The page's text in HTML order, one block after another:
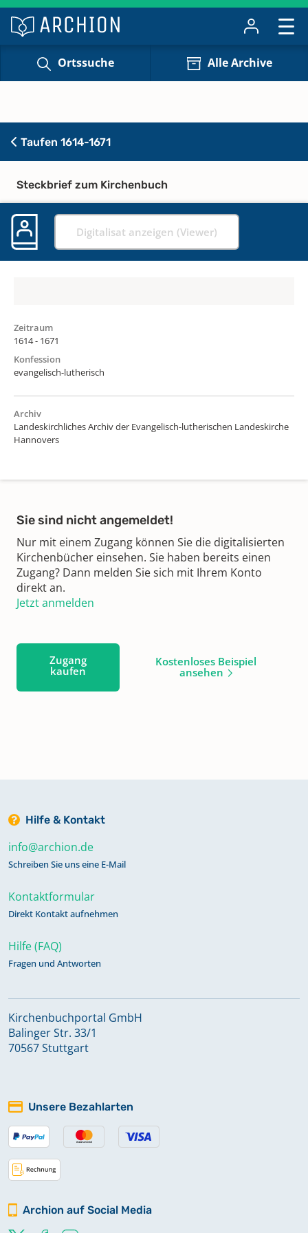
Ortssuche Alle Archive
Taufen 1614-1671
Steckbrief zum Kirchenbuch
Digitalisat anzeigen (Viewer)
Zeitraum
1614 - 1671
Konfession
evangelisch-lutherisch
Archiv
Landeskirchliches Archiv der Evangelisch-lutherischen Landeskirche
Hannovers
Sie sind nicht angemeldet!
Nur mit einem Zugang können Sie die digitalisierten
Kirchenbücher einsehen. Sie haben bereits einen
Zugang? Dann melden Sie sich mit Ihrem Konto
direkt an.
Jetzt anmelden
Zugang
kaufen
Kostenloses Beispiel
ansehen
Hilfe & Kontakt
info@archion.de
Schreiben Sie uns eine E-Mail
Kontaktformular
Direkt Kontakt aufnehmen
Hilfe (FAQ)
Fragen und Antworten
Kirchenbuchportal GmbH
Balinger Str. 33/1
70567 Stuttgart
Unsere Bezahlarten
Archion auf Social Media